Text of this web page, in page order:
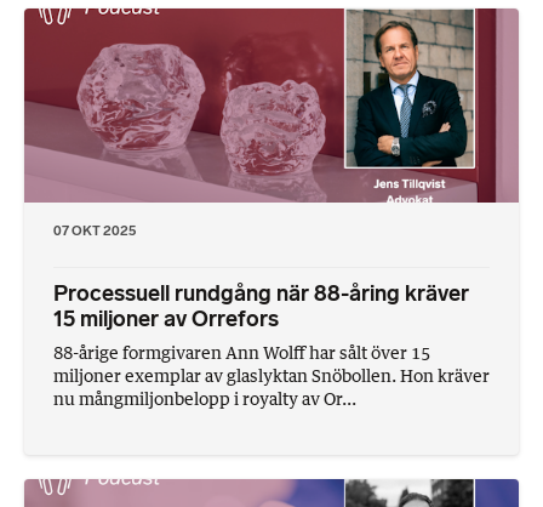
07 OKT 2025
Processuell rundgång när 88-åring kräver
15 miljoner av Orrefors
88-årige formgivaren Ann Wolff har sålt över 15
miljoner exemplar av glaslyktan Snöbollen. Hon kräver
nu mångmiljonbelopp i royalty av Or...